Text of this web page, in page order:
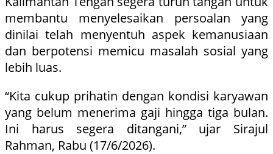
membantu menyelesaikan persoalan yang
dinilai telah menyentuh aspek kemanusiaan
dan berpotensi memicu masalah sosial yang
lebih luas.
“Kita cukup prihatin dengan kondisi karyawan
yang belum menerima gaji hingga tiga bulan.
Ini harus segera ditangani,” ujar Sirajul
Rahman, Rabu (17/6/2026).